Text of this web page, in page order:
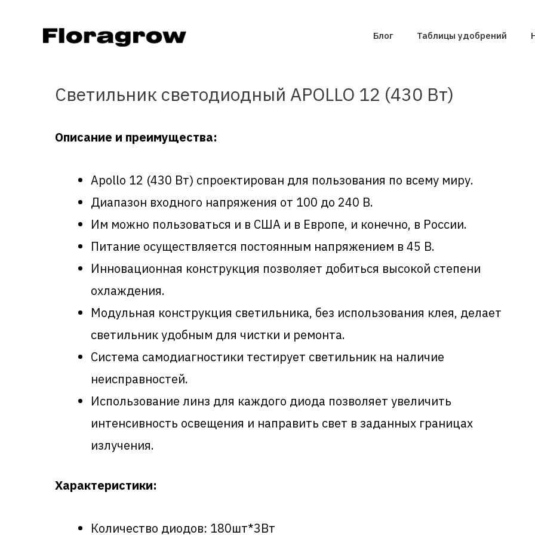
Блог Таблицы удобрений
Светильник светодиодный APOLLO 12 (430 Вт)
Описание и преимущества:
Apollo 12 (430 Вт) спроектирован для пользования по всему миру.
Диапазон входного напряжения от 100 до 240 В.
Им можно пользоваться и в США и в Европе, и конечно, в России.
Питание осуществляется постоянным напряжением в 45 В.
Инновационная конструкция позволяет добиться высокой степени
охлаждения.
Модульная конструкция светильника, без использования клея, делает
светильник удобным для чистки и ремонта.
Система самодиагностики тестирует светильник на наличие
неисправностей.
Использование линз для каждого диода позволяет увеличить
интенсивность освещения и направить свет в заданных границах
излучения.
Характеристики:
Количество диодов: 180шт*3Вт